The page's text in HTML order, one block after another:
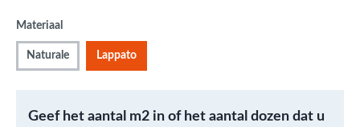
Materiaal
Naturale Lappato
Geef het aantal m2 in of het aantal dozen dat u